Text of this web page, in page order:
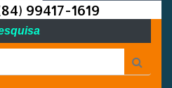
99417-1619